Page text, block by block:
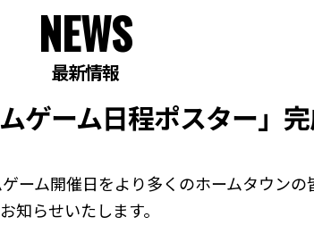
NEWS
最新情報
ゲーム日程ポスター」
ーム開催日をより多くのホームタウン
知らせいたします。